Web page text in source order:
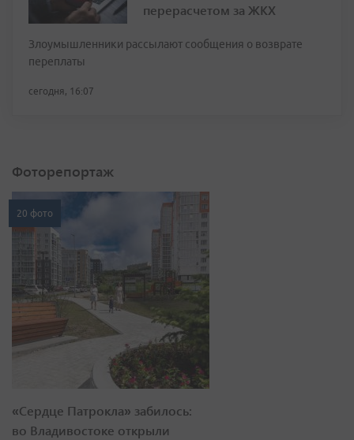
перерасчетом за ЖКХ
Злоумышленники рассылают сообщения о возврате
переплаты
сегодня, 16:07
Фоторепортаж
20 фото
«Сердце Патрокла» забилось:
во Владивостоке открыли